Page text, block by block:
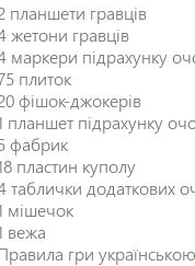
планшети гравців
жетони гравців
маркери підрахунку
плиток
фішок-джокерів
планшет підрахунку
фабрик
пластин куполу
таблички додаткових
мішечок
вежа
гри